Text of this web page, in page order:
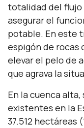
totalidad del flujo
asegurar el
potable. En este
espigón de rocas
elevar el pelo de
que agrava la
En la cuenca
existentes en la
37.512 hectáreas